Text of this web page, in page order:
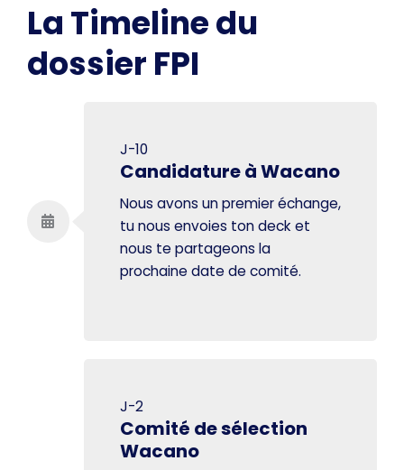
La Timeline du
dossier FPI
J-10
Candidature à Wacano
Nous avons un premier échange,
tu nous envoies ton deck et
nous te partageons la
prochaine date de comité.
J-2
Comité de sélection
Wacano